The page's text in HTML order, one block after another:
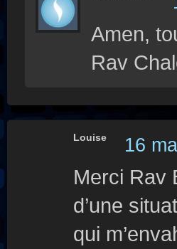
Amen,
Rav
Louise 16
Merci Rav
d’une
qui